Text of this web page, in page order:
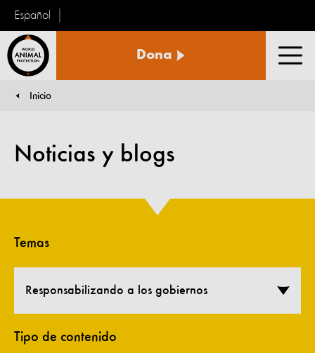
Español
Animal
Dona
Inicio
Noticias y blogs
Temas
Responsabilizando a los gobiernos
Tipo de contenido